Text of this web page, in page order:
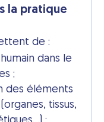
la pratique
de :
dans le
;
des éléments
tissus,